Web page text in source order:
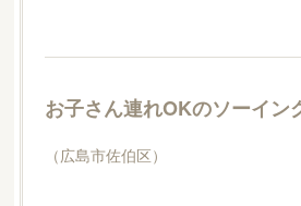
お子さん連れOKのソーイン
（広島市佐伯区）